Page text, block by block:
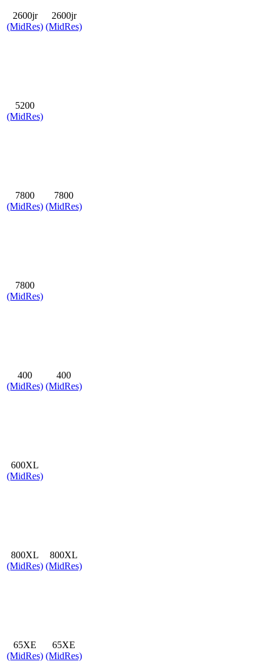
2600jr
(MidRes)
2600jr
(MidRes)
5200
(MidRes)
7800
(MidRes)
7800
(MidRes)
7800
(MidRes)
400
(MidRes)
400
(MidRes)
600XL
(MidRes)
800XL
(MidRes)
800XL
(MidRes)
65XE
(MidRes)
65XE
(MidRes)